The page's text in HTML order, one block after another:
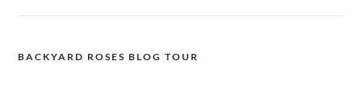
BACKYARD ROSES BLOG TOUR